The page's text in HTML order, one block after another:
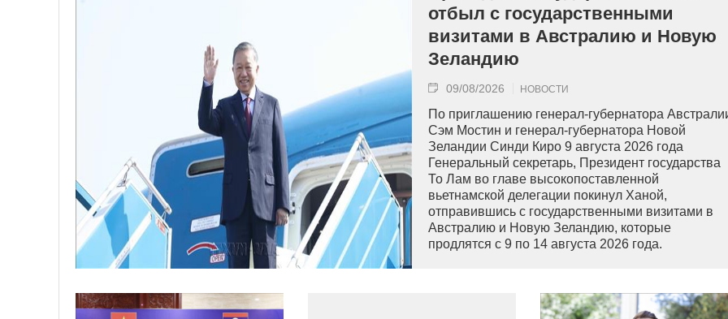
отбыл с государственными
визитами в Австралию и Новую
Зеландию
09/08/2026 НОВОСТИ
По приглашению генерал-губернатора
Сэм Мостин и генерал-губернатора Новой
Зеландии Синди Киро 9 августа 2026 года
Генеральный секретарь, Президент государства
То Лам во главе высокопоставленной
вьетнамской делегации покинул Ханой,
отправившись с государственными визитами в
Австралию и Новую Зеландию, которые
продлятся с 9 по 14 августа 2026 года.